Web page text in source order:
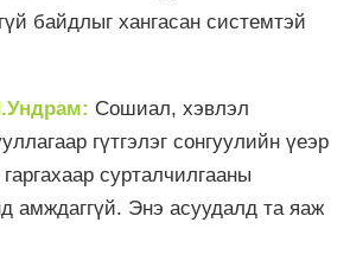
байдлыг хангасан системтэй
Сошиал, хэвлэл
гүтгэлэг сонгуулийн үеэр
сурталчилгааны
амждаггүй. Энэ асуудалд та яаж